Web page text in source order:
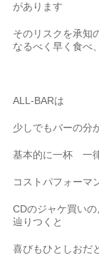
があります
そのリスクを承知
なるべく早く食べ
ALL-BARは
少しでもバーの分
基本的に一杯 一
コストパフォーマ
CDのジャケ買い
辿りつくと
喜びもひとしおだ